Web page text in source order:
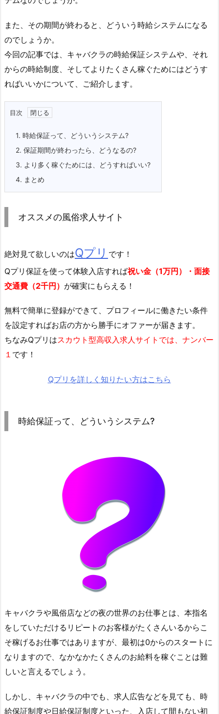
また、その期間が終わると、どういう時給システムになる
のでしょうか。
今回の記事では、キャバクラの時給保証システムや、それ
からの時給制度、そしてよりたくさん稼ぐためにはどうす
ればいいかについて、ご紹介します。
目次
1. 時給保証って、どういうシステム?
2. 保証期間が終わったら、どうなるの?
3. より多く稼ぐためには、どうすればいい?
4. まとめ
オススメの風俗求人サイト
絶対見て欲しいのはQプリ です！
Qプリ保証を使って体験入店すれば祝い金（1万円）・面接
交通費（2千円） が確実にもらえる！
無料で簡単に登録ができて、プロフィールに働きたい条件
を設定すればお店の方から勝手にオファーが届きます。
ちなみQプリはスカウト型高収入求人サイトでは、ナンバー
１ です！
Qプリを詳しく知りたい方はこちら
時給保証って、どういうシステム?
キャバクラや風俗店などの夜の世界のお仕事とは、本指名
をしていただけるリピートのお客様がたくさんいるからこ
そ稼げるお仕事ではありますが、最初は0からのスタートに
なりますので、なかなかたくさんのお給料を稼ぐことは難
しいと言えるでしょう。
しかし、キャバクラの中でも、求人広告などを見ても、時
給保証制度や日給保証制度といった、入店して間もない初